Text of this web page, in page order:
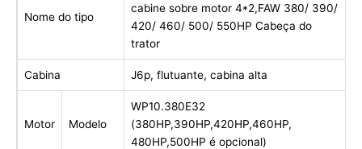
Nome do tipo
cabine sobre motor 4*2,FAW 380/ 390/
420/ 460/ 500/ 550HP Cabeça do
trator
Cabina J6p, flutuante, cabina alta
Motor Modelo
WP10.380E32
(380HP,390HP,420HP,460HP,
480HP,500HP é opcional)